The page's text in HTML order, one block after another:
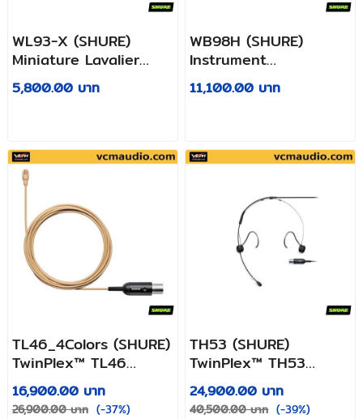
WL93-X (SHURE)
Miniature Lavalier
Microphone
5,800.00 บาท
WB98H (SHURE)
Instrument
Microphone
11,100.00 บาท
TL46_4Colors (SHURE)
TwinPlex™ TL46
Subminiature Lavalier
Microphone
16,900.00 บาท
26,900.00 บาท (-37%)
TH53 (SHURE)
TwinPlex™ TH53
Subminiature Headset
Microphone
24,900.00 บาท
40,500.00 บาท (-39%)